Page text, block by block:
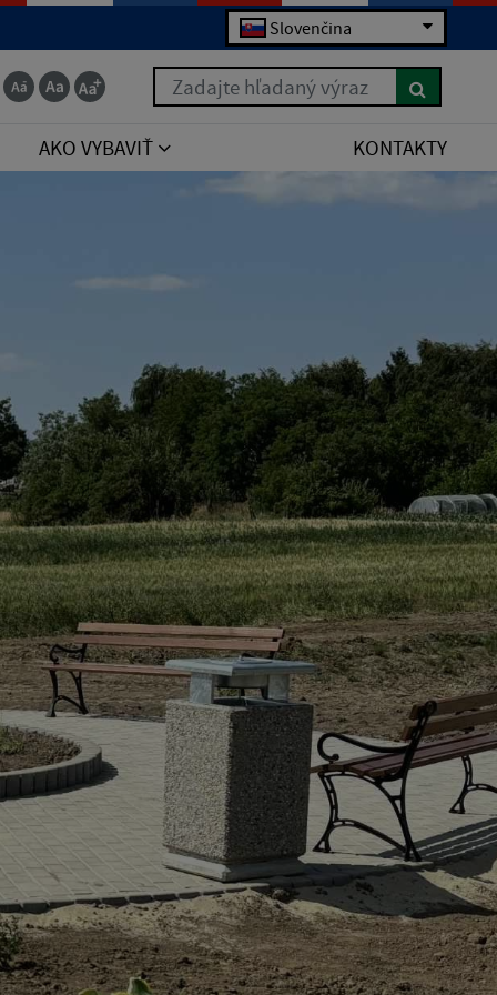
Slovenčina
Zadajte hľadaný výraz
AKO VYBAVIŤ KONTAKTY